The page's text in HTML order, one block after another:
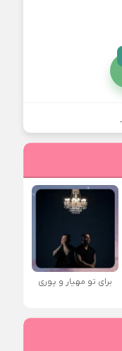
برای تو مهیار و پوری